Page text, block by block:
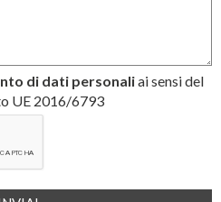
di dati personaliai sensi del
UE 2016/6793